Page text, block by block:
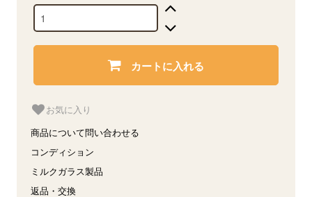
カートに入れる
お気に入り
商品について問い合わせる
コンディション
ミルクガラス製品
返品・交換